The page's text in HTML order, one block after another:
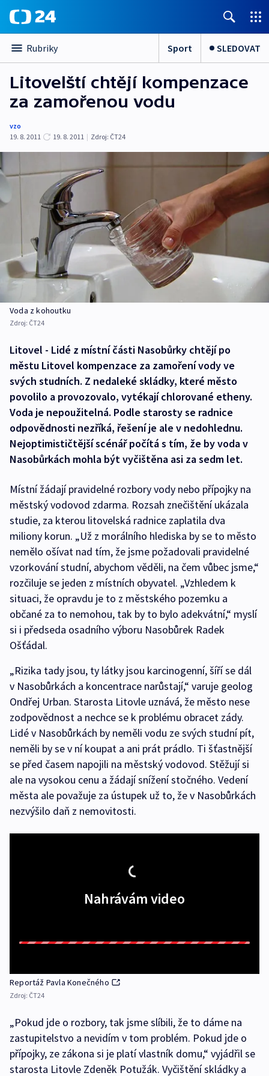
Rubriky Sport SLEDOVAT
Litovelští chtějí kompenzace
za zamořenou vodu
vzo
19. 8. 2011
19. 8. 2011 | Zdroj: ČT24
Voda z kohoutku
Zdroj: ČT24
Litovel - Lidé z místní části Nasobůrky chtějí po
městu Litovel kompenzace za zamoření vody ve
svých studních. Z nedaleké skládky, které město
povolilo a provozovalo, vytékají chlorované etheny.
Voda je nepoužitelná. Podle starosty se radnice
odpovědnosti nezříká, řešení je ale v nedohlednu.
Nejoptimističtější scénář počítá s tím, že by voda v
Nasobůrkách mohla být vyčištěna asi za sedm let.
Místní žádají pravidelné rozbory vody nebo přípojky na
městský vodovod zdarma. Rozsah znečištění ukázala
studie, za kterou litovelská radnice zaplatila dva
miliony korun. „Už z morálního hlediska by se to město
nemělo ošívat nad tím, že jsme požadovali pravidelné
vzorkování studní, abychom věděli, na čem vůbec jsme,“
rozčiluje se jeden z místních obyvatel. „Vzhledem k
situaci, že opravdu je to z městského pozemku a
občané za to nemohou, tak by to bylo adekvátní,“ myslí
si i předseda osadního výboru Nasobůrek Radek
Ošťádal.
„Rizika tady jsou, ty látky jsou karcinogenní, šíří se dál
v Nasobůrkách a koncentrace narůstají,“ varuje geolog
Ondřej Urban. Starosta Litovle uznává, že město nese
zodpovědnost a nechce se k problému obracet zády.
Lidé v Nasobůrkách by neměli vodu ze svých studní pít,
neměli by se v ní koupat a ani prát prádlo. Ti šťastnější
se před časem napojili na městský vodovod. Stěžují si
ale na vysokou cenu a žádají snížení stočného. Vedení
města ale považuje za ústupek už to, že v Nasobůrkách
nezvýšilo daň z nemovitosti.
Nahrávám video
Reportáž Pavla Konečného
Zdroj: ČT24
„Pokud jde o rozbory, tak jsme slíbili, že to dáme na
zastupitelstvo a nevidím v tom problém. Pokud jde o
přípojky, ze zákona si je platí vlastník domu,“ vyjádřil se
starosta Litovle Zdeněk Potužák. Vyčištění skládky a